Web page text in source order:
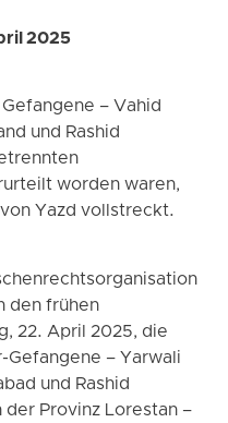
2025
– Vahid
und Rashid
worden waren,
Yazd vollstreckt.
den frühen
22. April 2025, die
– Yarwali
und Rashid
Provinz Lorestan –